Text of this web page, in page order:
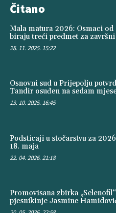
Čitano
Mala matura 2026: Osmaci od
biraju treći predmet za
28. 11. 2025. 15:22
Osnovni sud u Prijepolju
Tandir osuđen na sedam
13. 10. 2025. 16:45
Podsticaji u stočarstvu za
18. maja
22. 04. 2026. 21:18
Promovisana zbirka
pjesnikinje Jasmine